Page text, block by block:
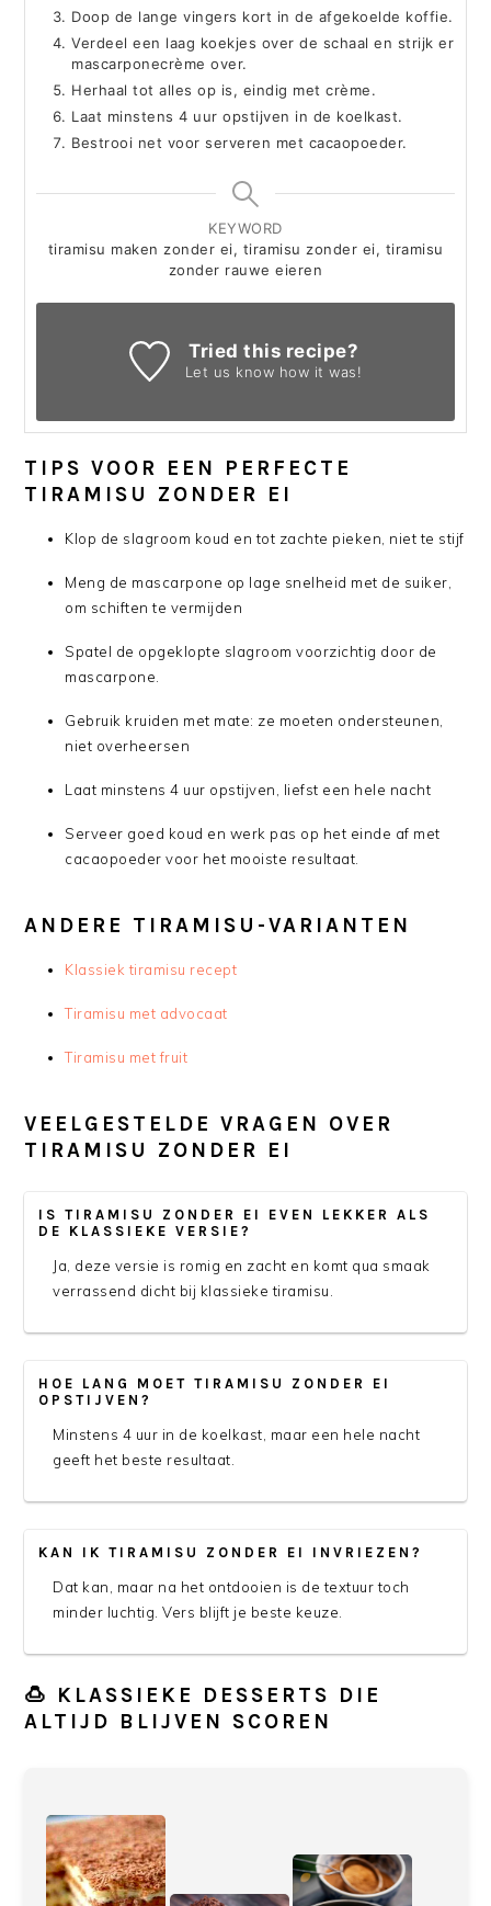
Doop de lange vingers kort in de afgekoelde koffie.
Verdeel een laag koekjes over de schaal en strijk er
mascarponecrème over.
Herhaal tot alles op is, eindig met crème.
Laat minstens 4 uur opstijven in de koelkast.
Bestrooi net voor serveren met cacaopoeder.
KEYWORD
tiramisu maken zonder ei, tiramisu zonder ei, tiramisu
zonder rauwe eieren
Tried this recipe?
Let us know how it was!
TIPS VOOR EEN PERFECTE
TIRAMISU ZONDER EI
Klop de slagroom koud en tot zachte pieken, niet te stijf
Meng de mascarpone op lage snelheid met de suiker,
om schiften te vermijden
Spatel de opgeklopte slagroom voorzichtig door de
mascarpone.
Gebruik kruiden met mate: ze moeten ondersteunen,
niet overheersen
Laat minstens 4 uur opstijven, liefst een hele nacht
Serveer goed koud en werk pas op het einde af met
cacaopoeder voor het mooiste resultaat.
ANDERE TIRAMISU-VARIANTEN
Klassiek tiramisu recept
Tiramisu met advocaat
Tiramisu met fruit
VEELGESTELDE VRAGEN OVER
TIRAMISU ZONDER EI
IS TIRAMISU ZONDER EI EVEN LEKKER ALS
DE KLASSIEKE VERSIE?
Ja, deze versie is romig en zacht en komt qua smaak
verrassend dicht bij klassieke tiramisu.
HOE LANG MOET TIRAMISU ZONDER EI
OPSTIJVEN?
Minstens 4 uur in de koelkast, maar een hele nacht
geeft het beste resultaat.
KAN IK TIRAMISU ZONDER EI INVRIEZEN?
Dat kan, maar na het ontdooien is de textuur toch
minder luchtig. Vers blijft je beste keuze.
🍮 KLASSIEKE DESSERTS DIE
ALTIJD BLIJVEN SCOREN